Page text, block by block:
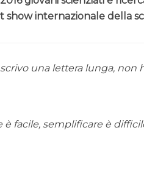
show internazionale della
scrivo una lettera lunga,
è facile, semplificare è